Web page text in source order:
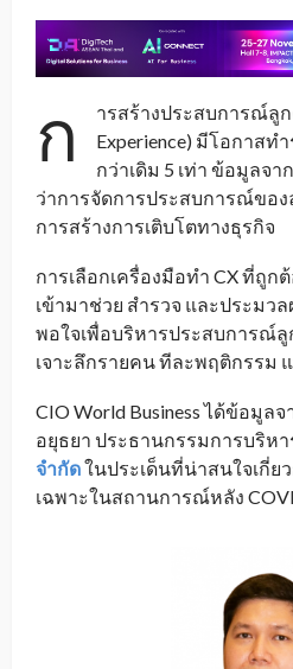
ก
ารสร้างประสบการณ์ลูก
Experience) มีโอกาสท
กว่าเดิม 5 เท่า ข้อมูลจ
ว่าการจัดการประสบการณ์ขอ
การสร้างการเติบโตทางธุรกิจ
การเลือกเครื่องมือทำ CX ที่ถู
เข้ามาช่วย สำรวจ และประมว
พอใจเพื่อบริหารประสบการณ์
เจาะลึกรายคน ทีละพฤติกรรม
CIO World Business ได้ข้อมู
อยุธยา ประธานกรรมการบริหา
จำกัดในประเด็นที่น่าสนใจเกี่ย
เฉพาะในสถานการณ์หลัง